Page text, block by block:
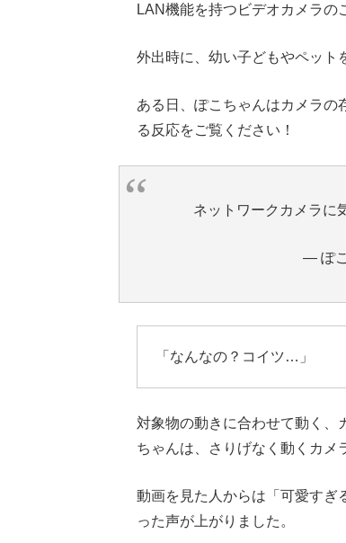
LAN機能を持つビデオカメラの
外出時に、幼い子どもやペット
ある日、ぽこちゃんはカメラの
る反応をご覧ください！
ネットワークカメラに
— ぽ
「なんなの？コイツ…」
対象物の動きに合わせて動く、
ちゃんは、さりげなく動くカメ
動画を見た人からは「可愛すぎ
った声が上がりました。